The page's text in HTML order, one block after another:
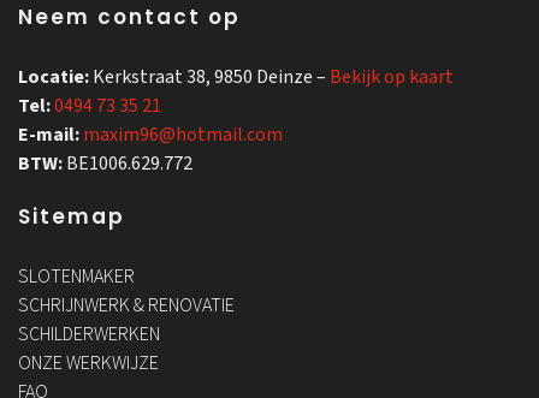
Neem contact op
Locatie:Kerkstraat 38, 9850 Deinze – Bekijk op kaart
Tel:0494 73 35 21
E-mail:maxim96@hotmail.com
BTW:BE1006.629.772
Sitemap
SLOTENMAKER
SCHRIJNWERK & RENOVATIE
SCHILDERWERKEN
ONZE WERKWIJZE
FAQ